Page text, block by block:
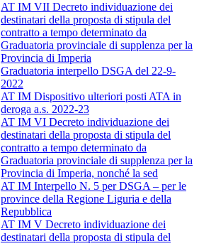
AT IM VII Decreto individuazione dei
destinatari della proposta di stipula del
contratto a tempo determinato da
Graduatoria provinciale di supplenza per la
Provincia di Imperia
Graduatoria interpello DSGA del 22-9-
2022
AT IM Dispositivo ulteriori posti ATA in
deroga a.s. 2022-23
AT IM VI Decreto individuazione dei
destinatari della proposta di stipula del
contratto a tempo determinato da
Graduatoria provinciale di supplenza per la
Provincia di Imperia, nonché la sed
AT IM Interpello N. 5 per DSGA – per le
province della Regione Liguria e della
Repubblica
AT IM V Decreto individuazione dei
destinatari della proposta di stipula del